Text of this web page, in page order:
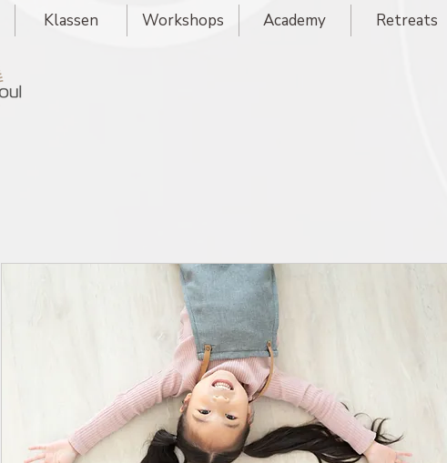
Klassen Workshops Academy Retreats